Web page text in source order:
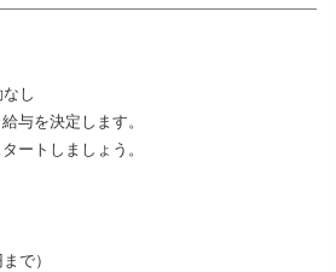
理で提供していく。〆で提供されるパスタは
理への丁寧な取り組みが特徴。店内は石壁や
ッシュな空間で四季を五感で感じるイタリア
福利厚生も充実しているので、長く
リエなどの資格取得支援も充実♪
し
与を決定します。
ートしましょう。
で）